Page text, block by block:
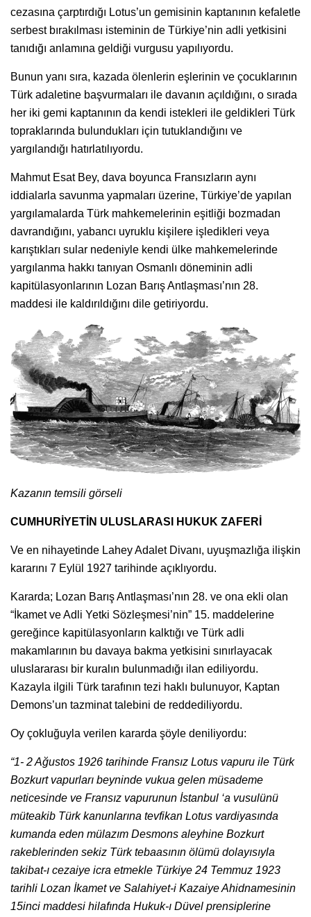
cezasına çarptırdığı Lotus’un gemisinin kaptanının kefaletle
serbest bırakılması isteminin de Türkiye’nin adli yetkisini
tanıdığı anlamına geldiği vurgusu yapılıyordu.
Bunun yanı sıra, kazada ölenlerin eşlerinin ve çocuklarının
Türk adaletine başvurmaları ile davanın açıldığını, o sırada
her iki gemi kaptanının da kendi istekleri ile geldikleri Türk
topraklarında bulundukları için tutuklandığını ve
yargılandığı hatırlatılıyordu.
Mahmut Esat Bey, dava boyunca Fransızların aynı
iddialarla savunma yapmaları üzerine, Türkiye’de yapılan
yargılamalarda Türk mahkemelerinin eşitliği bozmadan
davrandığını, yabancı uyruklu kişilere işledikleri veya
karıştıkları sular nedeniyle kendi ülke mahkemelerinde
yargılanma hakkı tanıyan Osmanlı döneminin adli
kapitülasyonlarının Lozan Barış Antlaşması’nın 28.
maddesi ile kaldırıldığını dile getiriyordu.
Kazanın temsili görseli
CUMHURİYETİN ULUSLARASI HUKUK ZAFERİ
Ve en nihayetinde Lahey Adalet Divanı, uyuşmazlığa ilişkin
kararını 7 Eylül 1927 tarihinde açıklıyordu.
Kararda; Lozan Barış Antlaşması’nın 28. ve ona ekli olan
“İkamet ve Adli Yetki Sözleşmesi’nin” 15. maddelerine
gereğince kapitülasyonların kalktığı ve Türk adli
makamlarının bu davaya bakma yetkisini sınırlayacak
uluslararası bir kuralın bulunmadığı ilan ediliyordu.
Kazayla ilgili Türk tarafının tezi haklı bulunuyor, Kaptan
Demons’un tazminat talebini de reddediliyordu.
Oy çokluğuyla verilen kararda şöyle deniliyordu:
“1- 2 Ağustos 1926 tarihinde Fransız Lotus vapuru ile Türk
Bozkurt vapurları beyninde vukua gelen müsademe
neticesinde ve Fransız vapurunun İstanbul ‘a vusulünü
müteakib Türk kanunlarına tevfikan Lotus vardiyasında
kumanda eden mülazım Desmons aleyhine Bozkurt
rakeblerinden sekiz Türk tebaasının ölümü dolayısıyla
takibat-ı cezaiye icra etmekle Türkiye 24 Temmuz 1923
tarihli Lozan İkamet ve Salahiyet-i Kazaiye Ahidnamesinin
15inci maddesi hilafında Hukuk-ı Düvel prensiplerine